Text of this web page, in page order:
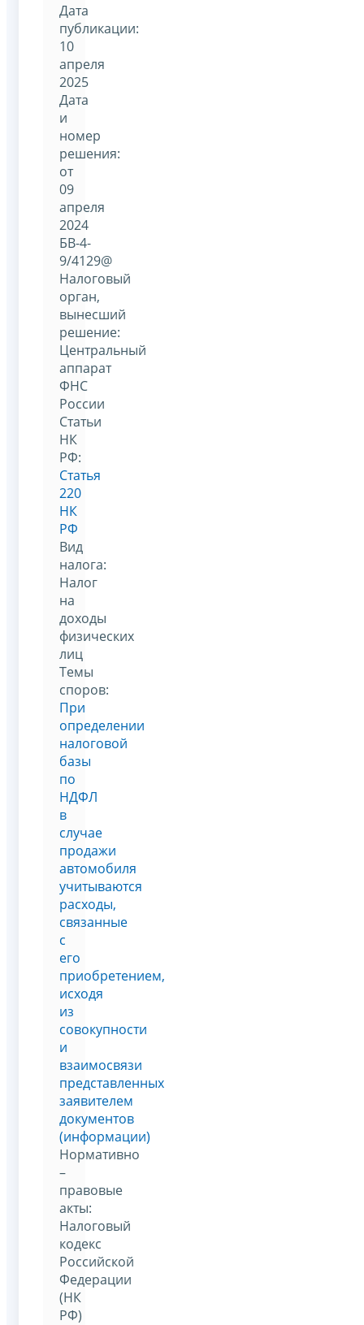
Дата
публикации:
10
апреля
2025
Дата
и
номер
решения:
от
09
апреля
2024
БВ-4-
9/4129@
Налоговый
орган,
вынесший
решение:
Центральный
аппарат
ФНС
России
Статьи
НК
РФ:
Статья
220
НК
РФ
Вид
налога:
Налог
на
доходы
физических
лиц
Темы
споров:
При
определении
налоговой
базы
по
НДФЛ
в
случае
продажи
автомобиля
учитываются
расходы,
связанные
с
его
приобретением,
исходя
из
совокупности
и
взаимосвязи
представленных
заявителем
документов
(информации)
Нормативно
–
правовые
акты:
Налоговый
кодекс
Российской
Федерации
(НК
РФ)